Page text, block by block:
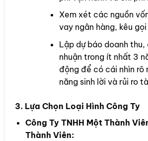
Xem xét các nguồn
vay ngân hàng, kêu
Lập dự báo doanh thu,
nhuận trong ít nhất 3
động để có cái nhìn rõ
năng sinh lời và rủi ro
3. Lựa Chọn Loại Hình Công Ty
Công Ty TNHH Một Thành
Thành Viên: